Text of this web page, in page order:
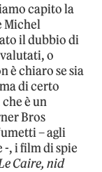
capito la
Michel
il dubbio di
o
è chiaro se sia
di certo
che è un
Bros
– agli
-, i film di spie
Le Caire, nid